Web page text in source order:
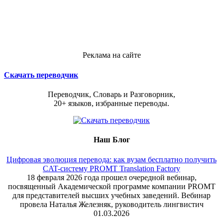
Реклама на сайте
Скачать переводчик
Переводчик, Словарь и Разговорник,
20+ языков, избранные переводы.
Наш Блог
Цифровая эволюция перевода: как вузам бесплатно получить
CAT-систему PROMT Translation Factory
18 февраля 2026 года прошел очередной вебинар,
посвященный Академической программе компании PROMT
для представителей высших учебных заведений. Вебинар
провела Наталья Железняк, руководитель лингвистич
01.03.2026